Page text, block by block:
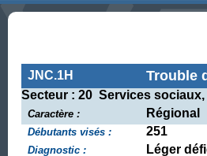
JNC.1H Trouble
Secteur : 20 Services
Caractère : Régional
Débutants visés : 251
Diagnostic : Léger